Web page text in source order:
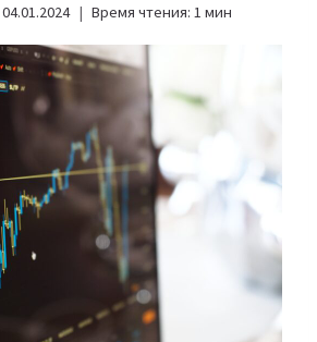
04.01.2024 Время чтения: 1 мин